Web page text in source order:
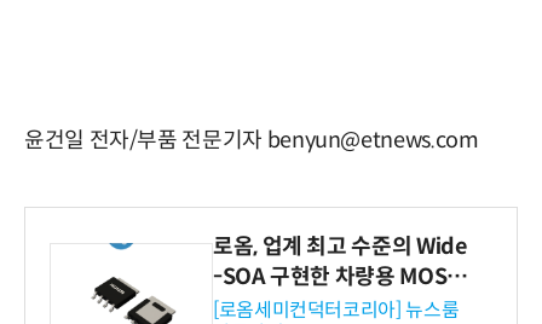
윤건일 전자/부품 전문기자 benyun@etnews.com
로옴, 업계 최고 수준의 Wide
-SOA 구현한 차량용 MOSF
ET 개발
[로옴세미컨덕터코리아] 뉴스룸